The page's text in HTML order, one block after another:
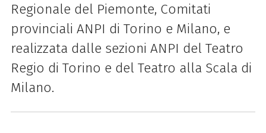
Regionale del Piemonte, Comitati
provinciali ANPI di Torino e Milano, e
realizzata dalle sezioni ANPI del Teatro
Regio di Torino e del Teatro alla Scala di
Milano.